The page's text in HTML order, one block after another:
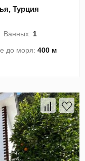
Турция
Ванных:1
до моря:400 м